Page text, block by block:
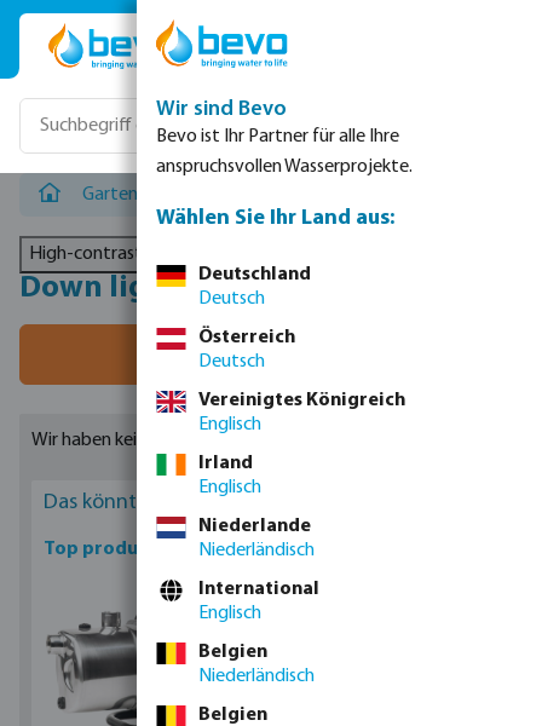
Zum Hauptinhalt springen
Gartenbewässerung
High-contrast mode
Down lights
Filter
Wir haben keine Ergebnisse gefunden.
Das könnte Sie interessieren
Top produkte
Wir sind Bevo
Bevo ist Ihr Partner für alle Ihre
anspruchsvollen Wasserprojekte.
Wählen Sie Ihr Land aus:
Deutschland
Deutsch
Österreich
Deutsch
Vereinigtes Königreich
Englisch
Irland
Englisch
Niederlande
Niederländisch
International
Englisch
Belgien
Niederländisch
Belgien